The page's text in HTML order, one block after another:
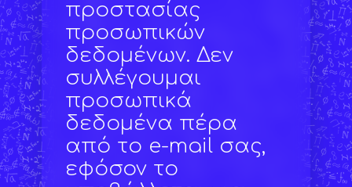
προστασίας
προσωπικών
δεδομένων. Δεν
συλλέγουμαι
προσωπικά
δεδομένα πέρα
από το e-mail σας,
εφόσον το